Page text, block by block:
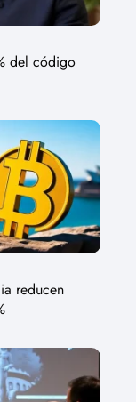
del código
reducen